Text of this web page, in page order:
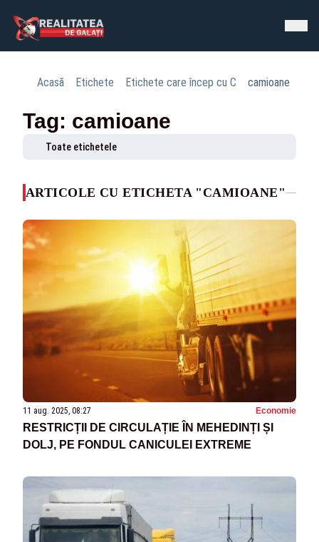
Acasă Etichete Etichete care încep cu C camioane
Tag: camioane
Toate etichetele
ARTICOLE CU ETICHETA "CAMIOANE"
11 aug. 2025, 08:27 Economie
RESTRICȚII DE CIRCULAȚIE ÎN MEHEDINȚI ȘI
DOLJ, PE FONDUL CANICULEI EXTREME